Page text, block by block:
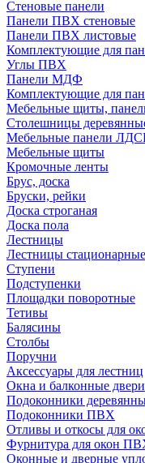
Стеновые панели
Панели ПВХ стеновые
Панели ПВХ листовые
Комплектующие для
Углы ПВХ
Панели МДФ
Комплектующие для
Мебельные щиты,
Столешницы
Мебельные панели
Мебельные щиты
Кромочные ленты
Брус, доска
Бруски, рейки
Доска строганая
Доска пола
Лестницы
Лестницы стационарные
Ступени
Подступенки
Площадки поворотные
Тетивы
Балясины
Столбы
Поручни
Аксессуары для лестниц
Окна и балконные двери
Подоконники
Подоконники ПВХ
Отливы и откосы для
Фурнитура для окон
Оконные и дверные